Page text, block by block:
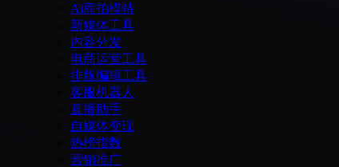
Ai商拍模特
新媒体工具
内容分发
电商运营工具
排版编辑工具
客服机器人
直播助手
自媒体变现
热榜指数
营销推广